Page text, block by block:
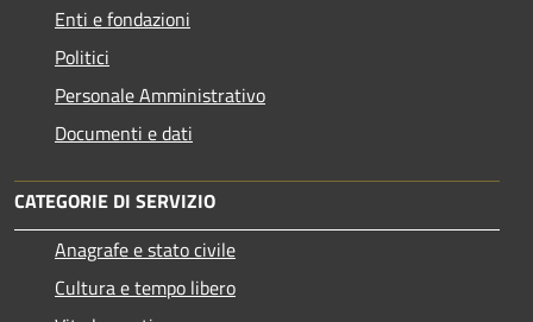
Enti e fondazioni
Politici
Personale Amministrativo
Documenti e dati
CATEGORIE DI SERVIZIO
Anagrafe e stato civile
Cultura e tempo libero